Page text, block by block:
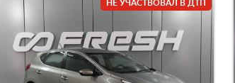
НЕ УЧАСТВОВАЛ В ДТП